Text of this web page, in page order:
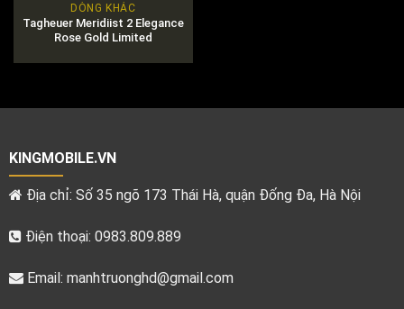
DÒNG KHÁC
Tagheuer Meridiist 2 Elegance
Rose Gold Limited
KINGMOBILE.VN
Địa chỉ: Số 35 ngõ 173 Thái Hà, quận Đống Đa, Hà Nội
Điện thoại: 0983.809.889
Email: manhtruonghd@gmail.com